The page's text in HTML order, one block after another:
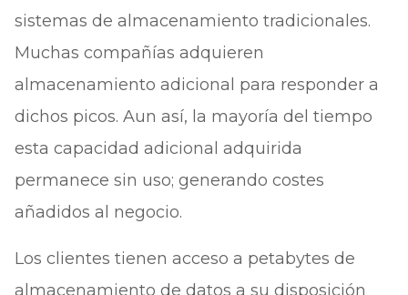
sistemas de almacenamiento tradicionales.
Muchas compañías adquieren
almacenamiento adicional para responder a
dichos picos. Aun así, la mayoría del tiempo
esta capacidad adicional adquirida
permanece sin uso; generando costes
añadidos al negocio.
Los clientes tienen acceso a petabytes de
almacenamiento de datos a su disposición